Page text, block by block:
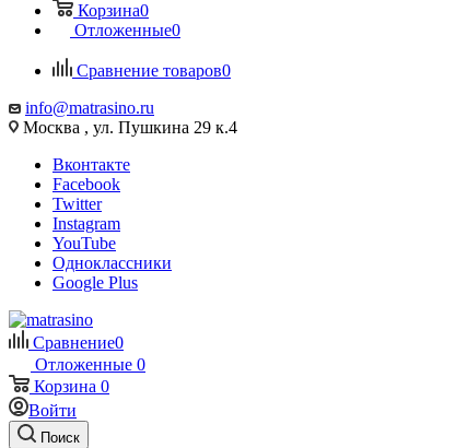
Корзина0
Отложенные0
Сравнение товаров0
info@matrasino.ru
Москва , ул. Пушкина 29 к.4
Вконтакте
Facebook
Twitter
Instagram
YouTube
Одноклассники
Google Plus
Сравнение0
Отложенные 0
Корзина 0
Войти
Поиск